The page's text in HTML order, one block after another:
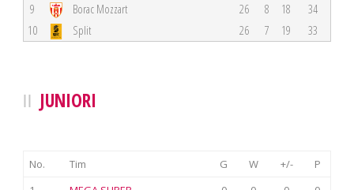
9
Borac Mozzart 26 8 18
34
10
Split 26 7 19 33
JUNIORI
No. Tim G W +/-
P